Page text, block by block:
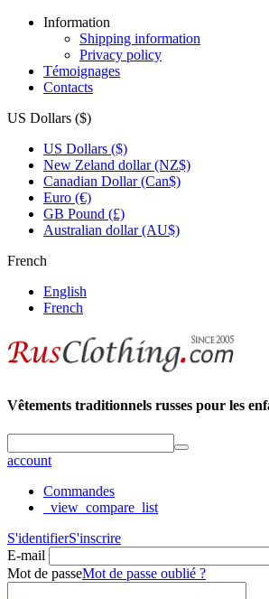
Information
Shipping information
Privacy policy
Témoignages
Contacts
US Dollars ($)
US Dollars ($)
New Zeland dollar (NZ$)
Canadian Dollar (Can$)
Euro (€)
GB Pound (£)
Australian dollar (AU$)
French
English
French
Vêtements traditionnels russes pour les
account
Commandes
_view_compare_list
S'identifierS'inscrire
E-mail
Mot de passeMot de passe oublié ?